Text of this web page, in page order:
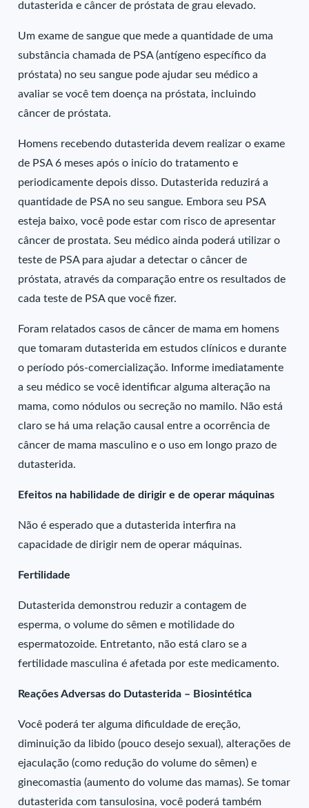
dutasterida e câncer de próstata de grau elevado.
Um exame de sangue que mede a quantidade de uma
substância chamada de PSA (antígeno específico da
próstata) no seu sangue pode ajudar seu médico a
avaliar se você tem doença na próstata, incluindo
câncer de próstata.
Homens recebendo dutasterida devem realizar o exame
de PSA 6 meses após o início do tratamento e
periodicamente depois disso. Dutasterida reduzirá a
quantidade de PSA no seu sangue. Embora seu PSA
esteja baixo, você pode estar com risco de apresentar
câncer de prostata. Seu médico ainda poderá utilizar o
teste de PSA para ajudar a detectar o câncer de
próstata, através da comparação entre os resultados de
cada teste de PSA que você fizer.
Foram relatados casos de câncer de mama em homens
que tomaram dutasterida em estudos clínicos e durante
o período pós-comercialização. Informe imediatamente
a seu médico se você identificar alguma alteração na
mama, como nódulos ou secreção no mamilo. Não está
claro se há uma relação causal entre a ocorrência de
câncer de mama masculino e o uso em longo prazo de
dutasterida.
Efeitos na habilidade de dirigir e de operar máquinas
Não é esperado que a dutasterida interfira na
capacidade de dirigir nem de operar máquinas.
Fertilidade
Dutasterida demonstrou reduzir a contagem de
esperma, o volume do sêmen e motilidade do
espermatozoide. Entretanto, não está claro se a
fertilidade masculina é afetada por este medicamento.
Reações Adversas do Dutasterida – Biosintética
Você poderá ter alguma dificuldade de ereção,
diminuição da libido (pouco desejo sexual), alterações de
ejaculação (como redução do volume do sêmen) e
ginecomastia (aumento do volume das mamas). Se tomar
dutasterida com tansulosina, você poderá também